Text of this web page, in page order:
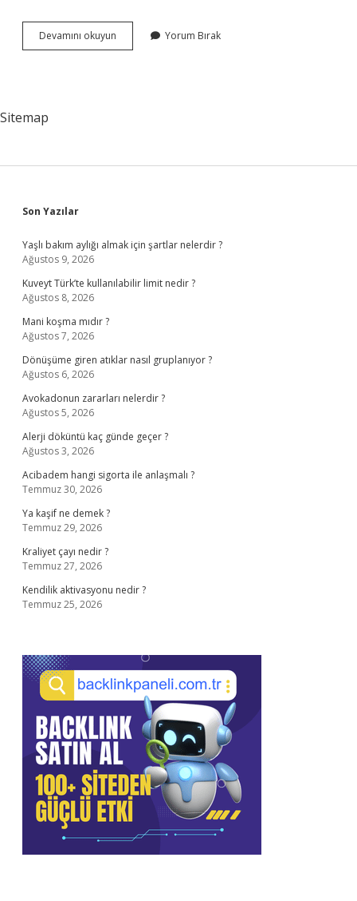
Devamını okuyun
Enerji
Yorum Bırak
Sitemap
Sidebar
Son Yazılar
Yaşlı bakım aylığı almak için şartlar nelerdir ?
Ağustos 9, 2026
Kuveyt Türk’te kullanılabilir limit nedir ?
Ağustos 8, 2026
Mani koşma mıdır ?
Ağustos 7, 2026
Dönüşüme giren atıklar nasıl gruplanıyor ?
Ağustos 6, 2026
Avokadonun zararları nelerdir ?
Ağustos 5, 2026
Alerji döküntü kaç günde geçer ?
Ağustos 3, 2026
Acibadem hangi sigorta ile anlaşmalı ?
Temmuz 30, 2026
Ya kaşif ne demek ?
Temmuz 29, 2026
Kraliyet çayı nedir ?
Temmuz 27, 2026
Kendilik aktivasyonu nedir ?
Temmuz 25, 2026